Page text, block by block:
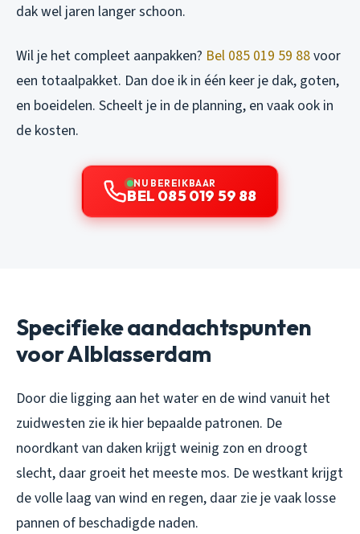
dak wel jaren langer schoon.
Wil je het compleet aanpakken? Bel 085 019 59 88voor
een totaalpakket. Dan doe ik in één keer je dak, goten,
en boeidelen. Scheelt je in de planning, en vaak ook in
de kosten.
NU BEREIKBAAR
BEL 085 019 59 88
Specifieke aandachtspunten
voor Alblasserdam
Door die ligging aan het water en de wind vanuit het
zuidwesten zie ik hier bepaalde patronen. De
noordkant van daken krijgt weinig zon en droogt
slecht, daar groeit het meeste mos. De westkant krijgt
de volle laag van wind en regen, daar zie je vaak losse
pannen of beschadigde naden.